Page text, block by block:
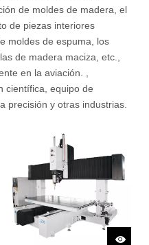
de moldes de madera, el
de piezas interiores
moldes de espuma, los
de madera maciza, etc.,
en la aviación. ,
científica, equipo de
precisión y otras industrias.